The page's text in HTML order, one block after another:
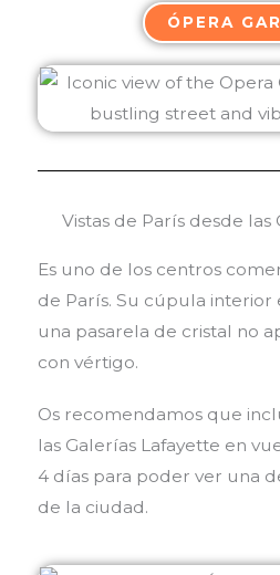
ÓPERA
Vistas de París desde las
Es uno de los centros
de París. Su cúpula interior
una pasarela de cristal no
con vértigo.
Os recomendamos que
las Galerías Lafayette en
4 días para poder ver una
de la ciudad.